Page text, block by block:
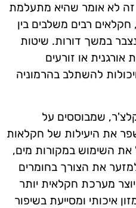
זה לא אומר שהיא מתעלמת
רבים משלבים בין
במשך דורות. שיטות
אורגנית או זורעים
להשתלב בהרמוניה
שמבוססים על
את היעילות של חקלאות
את השימוש במקורות מים,
את הצורך בחומרים
מערכת חקלאית יותר
איכותי ומסייעת בשיפור